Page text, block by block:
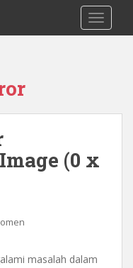
(0 x
masalah dalam